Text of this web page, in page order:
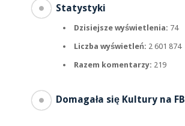
Statystyki
Dzisiejsze wyświetlenia: 74
Liczba wyświetleń: 2 601 874
Razem komentarzy: 219
Domagała się Kultury na FB